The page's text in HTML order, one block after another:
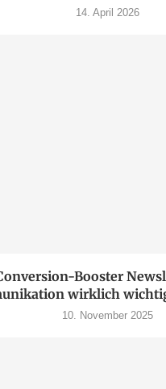
14. April 2026
Booster
wirklich
10. November 2025